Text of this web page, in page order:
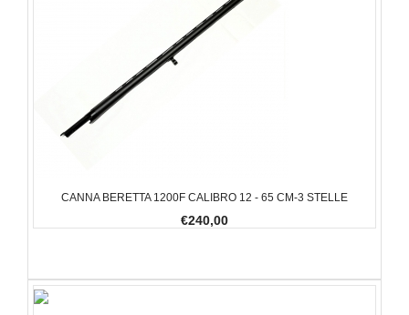
CANNA BERETTA 1200F CALIBRO 12 - 65 CM-3 STELLE
€240,00